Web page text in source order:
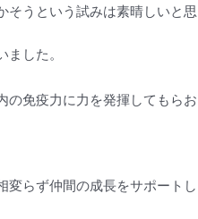
そうという試みは素晴しいと思
した。
の免疫力に力を発揮してもらお
変らず仲間の成長をサポートし